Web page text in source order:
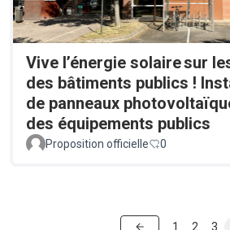
Vive l’énergie solaire sur
des bâtiments publics !
de panneaux
des équipements publics
Proposition officielle 0
1 2 3